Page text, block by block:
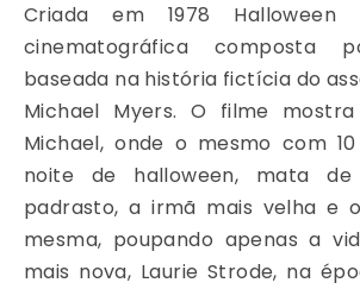
Criada em 1978 Halloween é uma série
cinematográfica composta
baseada na história fictícia do
Michael Myers. O filme
Michael, onde o mesmo com
noite de halloween, mata
padrasto, a irmã mais velha e
mesma, poupando apenas a
mais nova, Laurie Strode, na